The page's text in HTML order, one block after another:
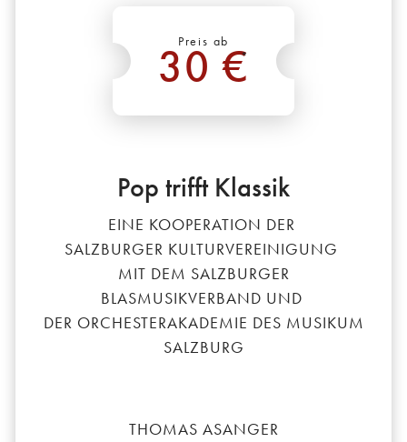
Preis ab
30 €
*
Pop trifft Klassik
EINE KOOPERATION DER
SALZBURGER KULTURVEREINIGUNG
MIT DEM SALZBURGER
BLASMUSIKVERBAND UND
DER ORCHESTERAKADEMIE DES MUSIKUM
SALZBURG
THOMAS ASANGER